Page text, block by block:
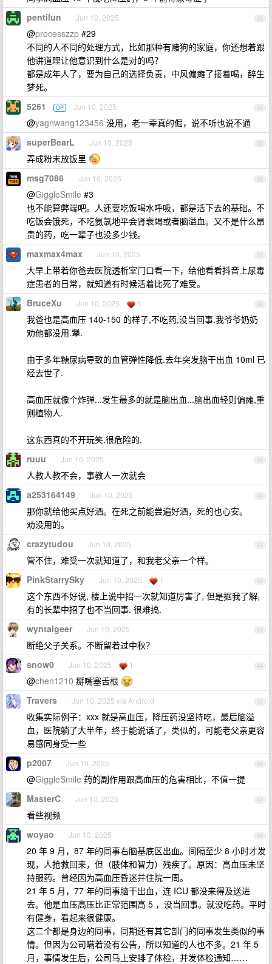
33
pentilun Jun 10, 2025
@processzzp #29
不同的人不同的处理方式，比如那种有赌狗的家庭，你还想着跟
他讲道理让他意识到什么是对的吗？
都是成年人了，要为自己的选择负责，中风偏瘫了接着喝，醉生
梦死。
34
5261 OP Jun 10, 2025
@yagnwang123456 没用，老一辈真的倔，说不听也说不通
35
superBearL Jun 10, 2025
弄成粉末放饭里
36
msg7086 Jun 10, 2025
@GiggleSmile #3
也不能算弊端吧。人还要吃饭喝水呼吸，都是活下去的基础。不
吃饭会饿死，不吃氨氯地平会肾衰竭或者脑溢血。又不是什么昂
贵的药，吃一辈子也没多少钱。
37
maxmax4max Jun 10, 2025
大早上带着你爸去医院透析室门口看一下，给他看看抖音上尿毒
症患者的日常，就知道有时候活着比死了难受。
38
BruceXu Jun 10, 2025 1
我爸也是高血压 140-150 的样子,不吃药,没当回事.我爷爷奶奶
劝他都没用.犟.
由于多年糖尿病导致的血管弹性降低.去年突发脑干出血 10ml 已
经去世了.
高血压就像个炸弹...发生最多的就是脑出血...脑出血轻则偏瘫,重
则植物人.
这东西真的不开玩笑.很危险的.
39
ruuu Jun 10, 2025
人教人教不会，事教人一次就会
40
a253164149 Jun 10, 2025
那你就给他买点好酒。在死之前能尝遍好酒，死的也心安。
劝没用的。
41
crazytudou Jun 10, 2025
管不住，难受一次就知道了，和我老父亲一个样。
42
PinkStarrySky Jun 10, 2025 1
这个东西不好说, 楼上说中招一次就知道厉害了, 但是据我了解,
有的长辈中招了也不当回事. 很难搞.
43
wyntalgeer Jun 10, 2025
断绝父子关系。不断留着过中秋？
44
snow0 Jun 10, 2025 1
@chen1210 掰嘴塞舌根
45
Travers Jun 10, 2025 via Android
收集实际例子：xxx 就是高血压，降压药没坚持吃，最后脑溢
血，医院躺了大半年，终于能说话了，类似的，可能老父亲更容
易感同身受一些
46
p2007 Jun 10, 2025
@GiggleSmile 药的副作用跟高血压的危害相比，不值一提
47
MasterC Jun 10, 2025
看些视频
48
woyao Jun 10, 2025
20 年 9 月，87 年的同事右脑基底区出血。间隔至少 8 小时才发
现，人抢救回来，但（肢体和智力）残疾了。原因：高血压未坚
持服药。曾经因为高血压昏迷并住院一周。
21 年 5 月，77 年的同事脑干出血，连 ICU 都没来得及送进
去。他是血压高压比正常范围高 5 ，没当回事。就没吃药。平时
有健身，看起来很健康。
这二个都是身边的同事，同期还有其它部门的同事发生类似的事
情。但因为公司瞒着没有公告，所以知道的人也不多。21 年 5
月，事情发生后，公司马上安排了体检，并发体检通知……